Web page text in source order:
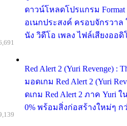
ดาวน์โหลดโปรแกรม
อเนกประสงค์ ครอบจักรวา
นัง วิดีโอ เพลง ไฟล์เสียงออดิ
Red Alert 2 (Yuri Revenge) :
มอดเกม Red Alert 2 (Yuri
ดเกม Red Alert 2 ภาค Yuri
0% พร้อมสิ่งก่อสร้างใหม่ๆ ก